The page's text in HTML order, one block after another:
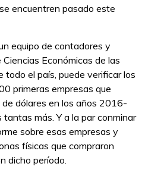
encuentren pasado este
equipo de contadores y
Económicas de las
todo el país, puede verificar los
primeras empresas que
dólares en los años 2016-
más. Y a la par conminar
sobre esas empresas y
físicas que compraron
dicho período.